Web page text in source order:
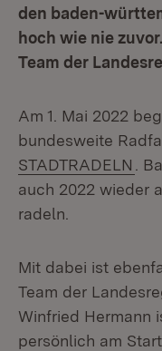
den baden-
hoch wie nie
Team der
Am 1. Mai 2022
bundesweite
STADTRADELN
.
auch 2022 wieder
radeln.
Mit dabei ist
Team der
Winfried Hermann
persönlich am